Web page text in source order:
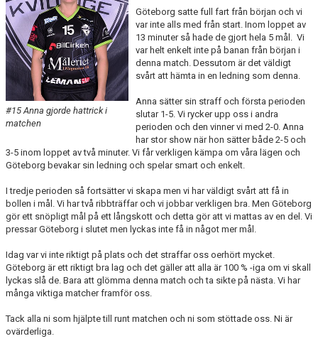
SERIETABELL
#15 Anna gjorde hattrick i
matchen
Göteborg satte full fart från början och vi
var inte alls med från start. Inom loppet av
13 minuter så hade de gjort hela 5 mål. Vi
var helt enkelt inte på banan från början i
denna match. Dessutom är det väldigt
svårt att hämta in en ledning som denna.
Anna sätter sin straff och första perioden
slutar 1-5. Vi rycker upp oss i andra
perioden och den vinner vi med 2-0. Anna
har stor show när hon sätter både 2-5 och
3-5 inom loppet av två minuter. Vi får verkligen kämpa om våra lägen och
Göteborg bevakar sin ledning och spelar smart och enkelt.
I tredje perioden så fortsätter vi skapa men vi har väldigt svårt att få in
bollen i mål. Vi har två ribbträffar och vi jobbar verkligen bra. Men Göteborg
gör ett snöpligt mål på ett långskott och detta gör att vi mattas av en del. Vi
pressar Göteborg i slutet men lyckas inte få in något mer mål.
Idag var vi inte riktigt på plats och det straffar oss oerhört mycket.
Göteborg är ett riktigt bra lag och det gäller att alla är 100 % -iga om vi skall
lyckas slå de. Bara att glömma denna match och ta sikte på nästa. Vi har
många viktiga matcher framför oss.
Tack alla ni som hjälpte till runt matchen och ni som stöttade oss. Ni är
ovärderliga.